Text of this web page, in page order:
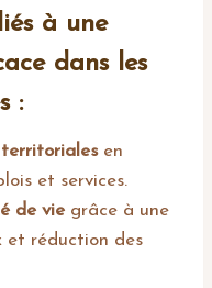
à une
dans les
:
territorialesen
et services.
de vie grâce à une
et réduction des